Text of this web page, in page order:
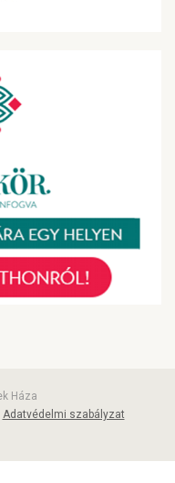
Háza
Adatvédelmi szabályzat